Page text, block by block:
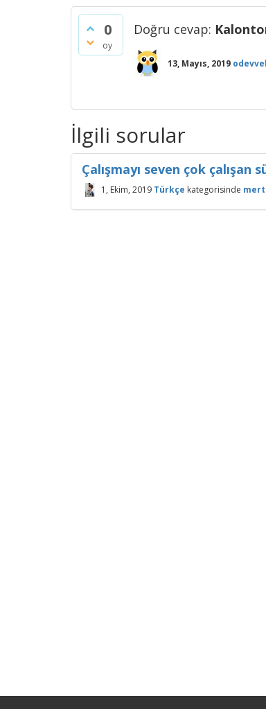
0
oy
Doğru cevap:
13, Mayıs, 2019
İlgili sorular
Çalışmayı seven çok
1, Ekim, 2019 Türkçe kategorisinde